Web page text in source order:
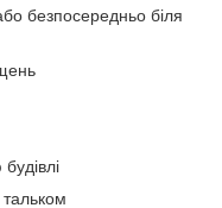
безпосередньо біля